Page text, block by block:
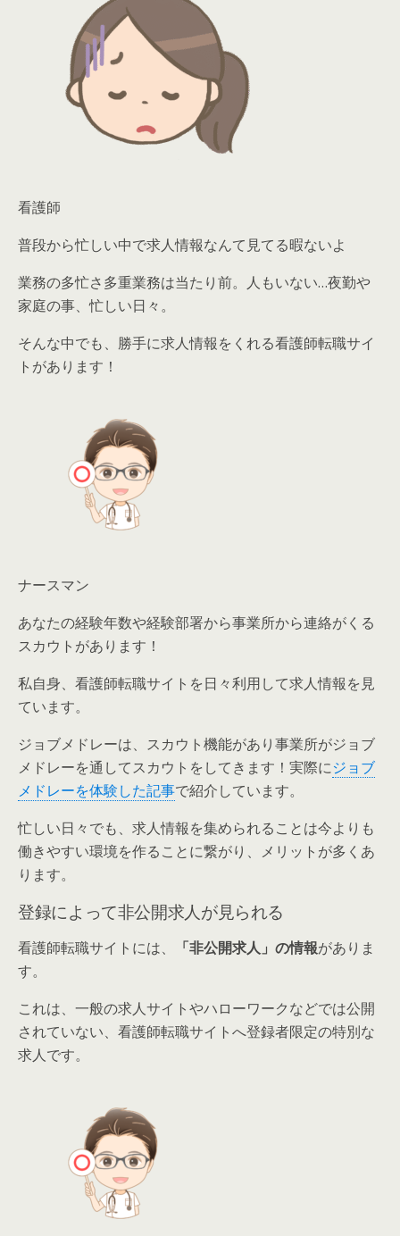
看護師
普段から忙しい中で求人情報なんて見てる暇ないよ
業務の多忙さ多重業務は当たり前。人もいない…夜勤や
家庭の事、忙しい日々。
そんな中でも、勝手に求人情報をくれる看護師転職サイ
トがあります！
ナースマン
あなたの経験年数や経験部署から事業所から連絡がくる
スカウトがあります！
私自身、看護師転職サイトを日々利用して求人情報を見
ています。
ジョブメドレーは、スカウト機能があり事業所がジョブ
メドレーを通してスカウトをしてきます！実際にジョブ
メドレーを体験した記事で紹介しています。
忙しい日々でも、求人情報を集められることは今よりも
働きやすい環境を作ることに繋がり、メリットが多くあ
ります。
登録によって非公開求人が見られる
看護師転職サイトには、 「非公開求人」の情報がありま
す。
これは、一般の求人サイトやハローワークなどでは公開
されていない、看護師転職サイトへ登録者限定の特別な
求人です。